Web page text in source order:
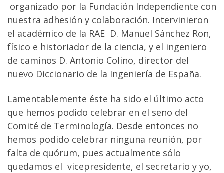
organizado por la Fundación Independiente con
nuestra adhesión y colaboración. Intervinieron
el académico de la RAE D. Manuel Sánchez Ron,
físico e historiador de la ciencia, y el ingeniero
de caminos D. Antonio Colino, director del
nuevo Diccionario de la Ingeniería de España.
Lamentablemente éste ha sido el último acto
que hemos podido celebrar en el seno del
Comité de Terminología. Desde entonces no
hemos podido celebrar ninguna reunión, por
falta de quórum, pues actualmente sólo
quedamos el vicepresidente, el secretario y yo,